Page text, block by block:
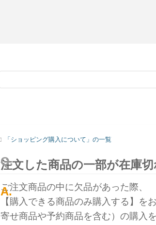
「ショッピング購入について」の一覧
注文した商品の一部が在庫
ご注文商品の中に欠品があった際、
【購入できる商品のみ購入する】を
寄せ商品や予約商品を含む）の購入